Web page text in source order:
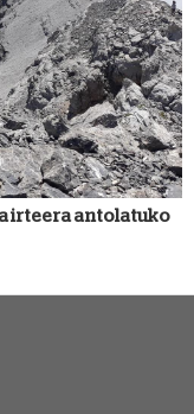
irteera antolatuko